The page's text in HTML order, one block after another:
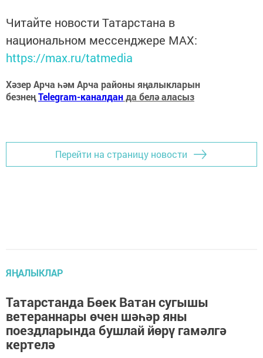
Читайте новости Татарстана в
национальном мессенджере MАХ:
https://max.ru/tatmedia
Хәзер Арча һәм Арча районы яңалыкларын
безнеңTelegram-каналданда белә аласыз
Перейти на страницу новости
ЯҢАЛЫКЛАР
Татарстанда Бөек Ватан сугышы
ветераннары өчен шәһәр яны
поездларында бушлай йөрү гамәлгә
кертелә